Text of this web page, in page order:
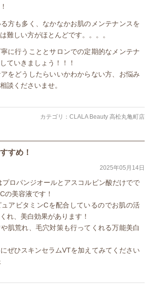
方も多く、なかなかお肌のメンテナンスを
難しい方がほとんどです。。。。
に行うこととサロンでの定期的なメンテナ
ていきましょう！！！
をどうしたらいいかわからない方、お悩み
談くださいませ。
カテゴリ： CLALA Beauty 高松丸亀町店
すめ！
2025年05月14日
プロパンジオールとアスコルビン酸だけでで
の美容液です！
アビタミンCを配合しているのでお肌の活
れ、美白効果があります！
肌荒れ、毛穴対策も行ってくれる万能美白
ぜひスキンセラムVTを加えてみてください